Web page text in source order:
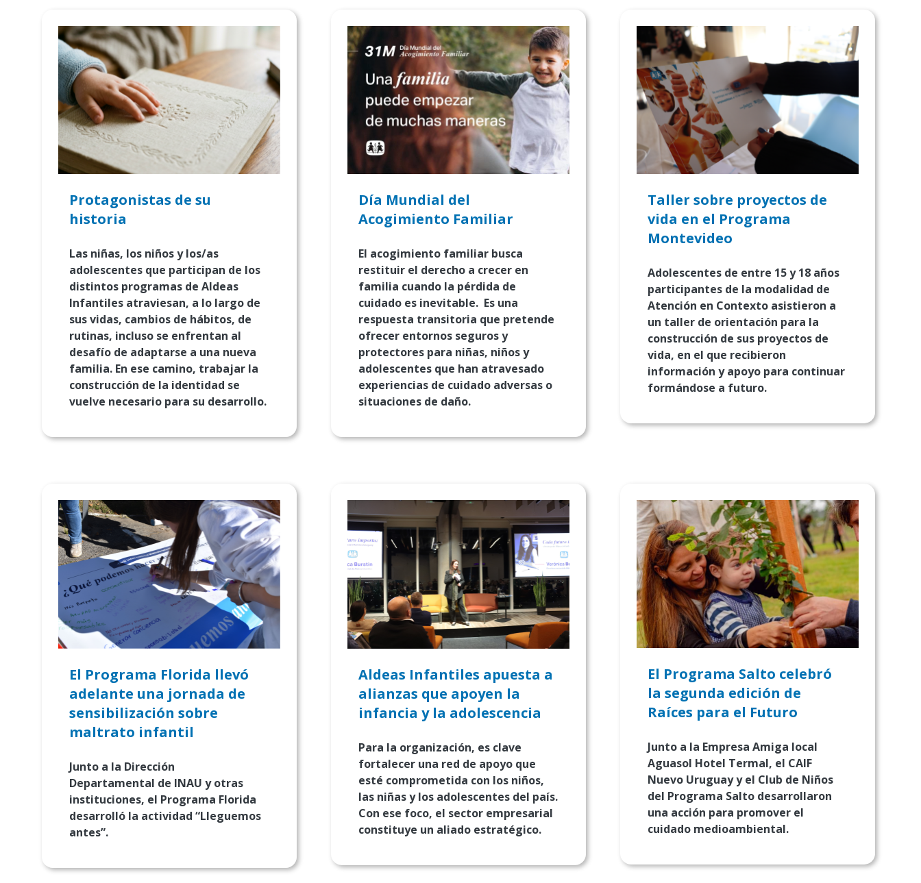
Protagonistas de su
historia
Las niñas, los niños y los/as
adolescentes que participan de los
distintos programas de Aldeas
Infantiles atraviesan, a lo largo de
sus vidas, cambios de hábitos, de
rutinas, incluso se enfrentan al
desafío de adaptarse a una nueva
familia. En ese camino, trabajar la
construcción de la identidad se
vuelve necesario para su desarrollo.
Día Mundial del
Acogimiento Familiar
El acogimiento familiar busca
restituir el derecho a crecer en
familia cuando la pérdida de
cuidado es inevitable. Es una
respuesta transitoria que pretende
ofrecer entornos seguros y
protectores para niñas, niños y
adolescentes que han atravesado
experiencias de cuidado adversas o
situaciones de daño.
Taller sobre proyectos de
vida en el Programa
Montevideo
Adolescentes de entre 15 y 18 años
participantes de la modalidad de
Atención en Contexto asistieron a
un taller de orientación para la
construcción de sus proyectos de
vida, en el que recibieron
información y apoyo para continuar
formándose a futuro.
El Programa Florida llevó
adelante una jornada de
sensibilización sobre
maltrato infantil
Junto a la Dirección
Departamental de INAU y otras
instituciones, el Programa Florida
desarrolló la actividad “Lleguemos
antes”.
Aldeas Infantiles apuesta a
alianzas que apoyen la
infancia y la adolescencia
Para la organización, es clave
fortalecer una red de apoyo que
esté comprometida con los niños,
las niñas y los adolescentes del país.
Con ese foco, el sector empresarial
constituye un aliado estratégico.
El Programa Salto celebró
la segunda edición de
Raíces para el Futuro
Junto a la Empresa Amiga local
Aguasol Hotel Termal, el CAIF
Nuevo Uruguay y el Club de Niños
del Programa Salto desarrollaron
una acción para promover el
cuidado medioambiental.